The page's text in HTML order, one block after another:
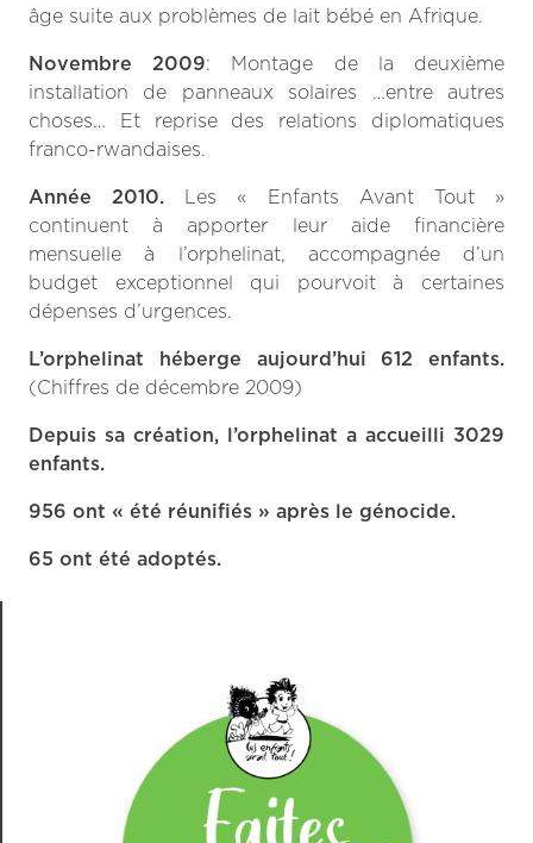
âge suite aux problèmes de lait bébé en Afrique.
Novembre 2009: Montage de la deuxième
installation de panneaux solaires …entre autres
choses… Et reprise des relations diplomatiques
franco-rwandaises.
Année 2010. Les « Enfants Avant Tout »
continuent à apporter leur aide financière
mensuelle à l’orphelinat, accompagnée d’un
budget exceptionnel qui pourvoit à certaines
dépenses d’urgences.
L’orphelinat héberge aujourd’hui 612 enfants.
(Chiffres de décembre 2009)
Depuis sa création, l’orphelinat a accueilli 3029
enfants.
956 ont « été réunifiés » après le génocide.
65 ont été adoptés.